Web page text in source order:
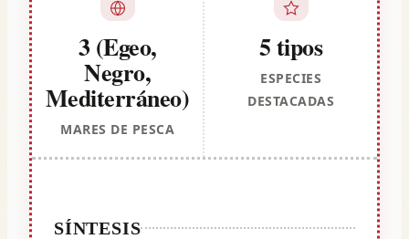
3 (Egeo,
Negro,
Mediterráneo)
MARES DE PESCA
5 tipos
ESPECIES
DESTACADAS
SÍNTESIS